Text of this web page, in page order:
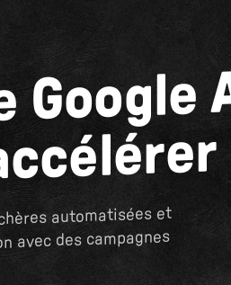
Google
automatisées et
avec des campagnes